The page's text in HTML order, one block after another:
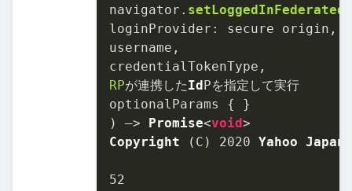
navigator. setLoggedInFederated
loginProvider : secure origin,
username,
RPが連携したId Pを指定して実⾏
optionalParams { }
) –>
Promise<void
Copyright (C) 2020 Yahoo Japan
52